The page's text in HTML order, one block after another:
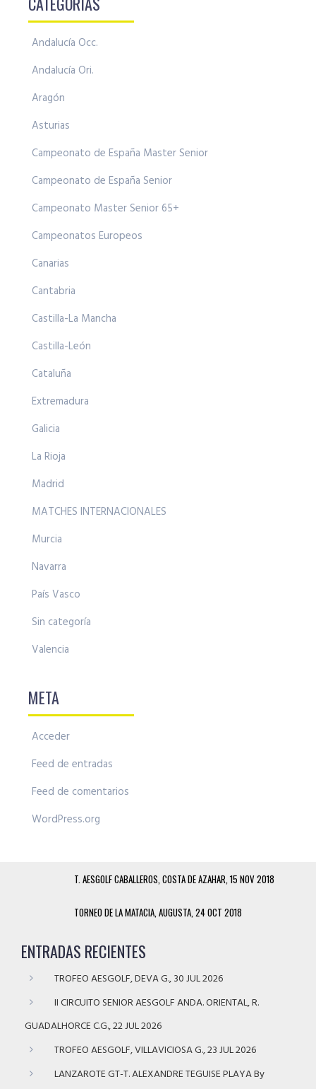
Andalucía Occ.
Andalucía Ori.
Aragón
Asturias
Campeonato de España Master Senior
Campeonato de España Senior
Campeonato Master Senior 65+
Campeonatos Europeos
Canarias
Cantabria
Castilla-La Mancha
Castilla-León
Cataluña
Extremadura
Galicia
La Rioja
Madrid
MATCHES INTERNACIONALES
Murcia
Navarra
País Vasco
Sin categoría
Valencia
META
Acceder
Feed de entradas
Feed de comentarios
WordPress.org
T. AESGOLF CABALLEROS, COSTA DE AZAHAR, 15 NOV 2018
TORNEO DE LA MATACIA, AUGUSTA, 24 OCT 2018
ENTRADAS RECIENTES
TROFEO AESGOLF, DEVA G., 30 JUL 2026
II CIRCUITO SENIOR AESGOLF ANDA. ORIENTAL, R.
GUADALHORCE C.G., 22 JUL 2026
TROFEO AESGOLF, VILLAVICIOSA G., 23 JUL 2026
LANZAROTE GT-T. ALEXANDRE TEGUISE PLAYA By